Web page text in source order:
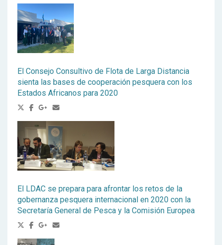
El Consejo Consultivo de Flota de Larga Distancia
sienta las bases de cooperación pesquera con los
Estados Africanos para 2020
El LDAC se prepara para afrontar los retos de la
gobernanza pesquera internacional en 2020 con la
Secretaría General de Pesca y la Comisión Europea